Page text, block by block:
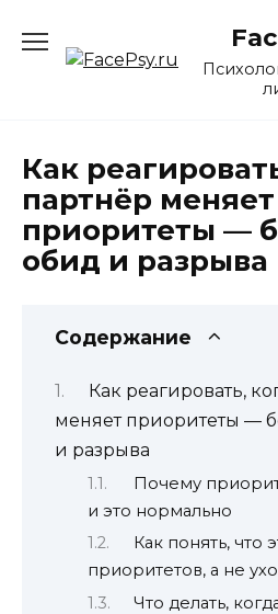
содержанию
Как
партнёр меняет
приоритеты —
обид и разрыва
Содержание
Как реагировать,
меняет приоритеты —
и разрыва
Почему
и это нормально
Как понять, что
приоритетов, а не
Что делать,